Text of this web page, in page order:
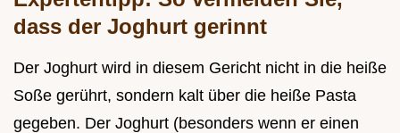
dass der Joghurt gerinnt
Der Joghurt wird in diesem Gericht nicht in die heiße
Soße gerührt, sondern kalt über die heiße Pasta
gegeben. Der Joghurt (besonders wenn er einen